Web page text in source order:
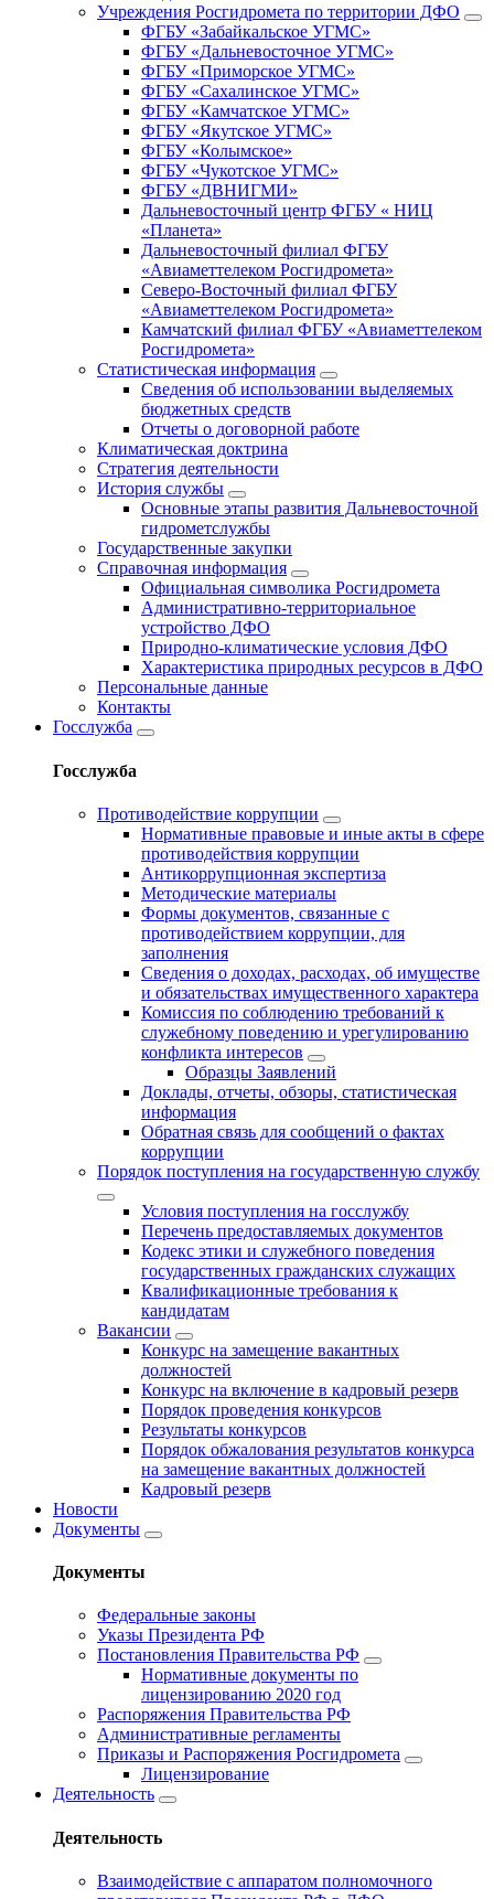
Учреждения Росгидромета по территории ДФО
ФГБУ «Забайкальское УГМС»
ФГБУ «Дальневосточное УГМС»
ФГБУ «Приморское УГМС»
ФГБУ «Сахалинское УГМС»
ФГБУ «Камчатское УГМС»
ФГБУ «Якутское УГМС»
ФГБУ «Колымское»
ФГБУ «Чукотское УГМС»
ФГБУ «ДВНИГМИ»
Дальневосточный центр ФГБУ « НИЦ
«Планета»
Дальневосточный филиал ФГБУ
«Авиаметтелеком Росгидромета»
Северо-Восточный филиал ФГБУ
«Авиаметтелеком Росгидромета»
Камчатский филиал ФГБУ «Авиаметтелеком
Росгидромета»
Статистическая информация
Сведения об использовании выделяемых
бюджетных средств
Отчеты о договорной работе
Климатическая доктрина
Стратегия деятельности
История службы
Основные этапы развития Дальневосточной
гидрометслужбы
Государственные закупки
Справочная информация
Официальная символика Росгидромета
Административно-территориальное
устройство ДФО
Природно-климатические условия ДФО
Характеристика природных ресурсов в ДФО
Персональные данные
Контакты
Госслужба
Госслужба
Противодействие коррупции
Нормативные правовые и иные акты в сфере
противодействия коррупции
Антикоррупционная экспертиза
Методические материалы
Формы документов, связанные с
противодействием коррупции, для
заполнения
Сведения о доходах, расходах, об имуществе
и обязательствах имущественного характера
Комиссия по соблюдению требований к
служебному поведению и урегулированию
конфликта интересов
Образцы Заявлений
Доклады, отчеты, обзоры, статистическая
информация
Обратная связь для сообщений о фактах
коррупции
Порядок поступления на государственную службу
Условия поступления на госслужбу
Перечень предоставляемых документов
Кодекс этики и служебного поведения
государственных гражданских служащих
Квалификационные требования к
кандидатам
Вакансии
Конкурс на замещение вакантных
должностей
Конкурс на включение в кадровый резерв
Порядок проведения конкурсов
Результаты конкурсов
Порядок обжалования результатов конкурса
на замещение вакантных должностей
Кадровый резерв
Новости
Документы
Документы
Федеральные законы
Указы Президента РФ
Постановления Правительства РФ
Нормативные документы по
лицензированию 2020 год
Распоряжения Правительства РФ
Административные регламенты
Приказы и Распоряжения Росгидромета
Лицензирование
Деятельность
Деятельность
Взаимодействие с аппаратом полномочного